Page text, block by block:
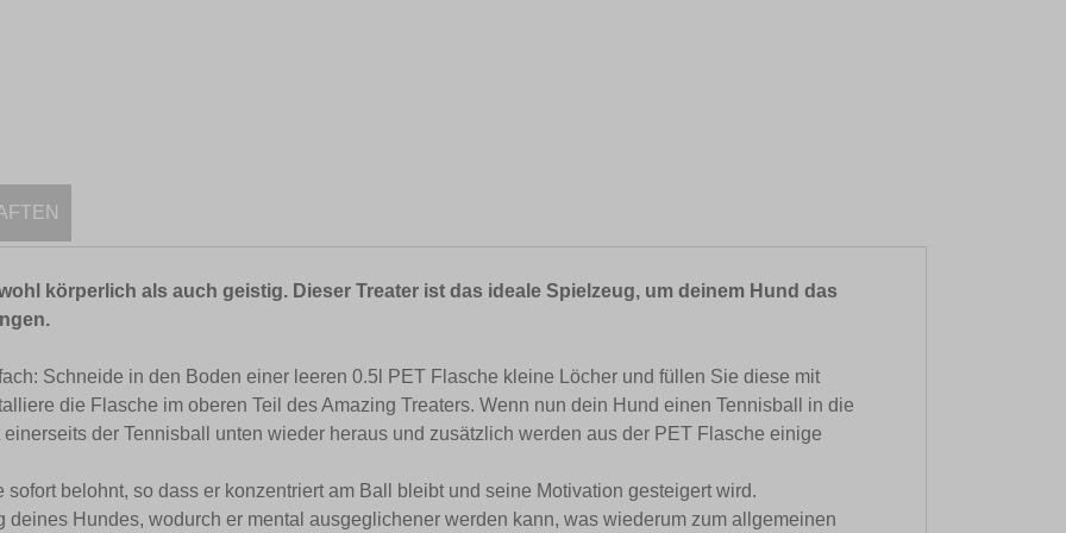
körperlich als auch geistig. Dieser Treater ist das ideale Spielzeug, um deinem Hund das
Schneide in den Boden einer leeren 0.5l PET Flasche kleine Löcher und füllen Sie diese mit
die Flasche im oberen Teil des Amazing Treaters. Wenn nun dein Hund einen Tennisball in die
der Tennisball unten wieder heraus und zusätzlich werden aus der PET Flasche einige
belohnt, so dass er konzentriert am Ball bleibt und seine Motivation gesteigert wird.
Hundes, wodurch er mental ausgeglichener werden kann, was wiederum zum allgemeinen